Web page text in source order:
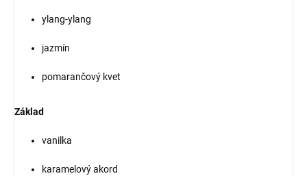
ylang-ylang
jazmín
pomarančový kvet
Základ
vanilka
karamelový akord